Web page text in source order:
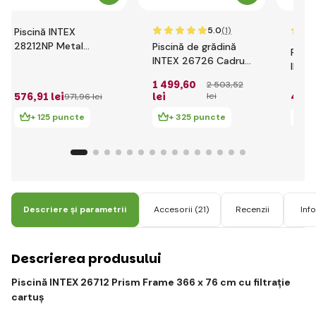
Piscină INTEX
28212NP Metal
576,91 lei971,96 lei
+ 125 puncte
5.0(1)
Piscină de grădină
INTEX 26726 Cadru
cu filtrare de cartuș
1 499,60
lei
2 503,52
lei
+ 325 puncte
cu
496
Descriere și parametrii Accesorii (21) Recenzii
Descrierea produsului
Piscină INTEX 26712 Prism Frame 366 x 76 cm cu filtrație
cartuș